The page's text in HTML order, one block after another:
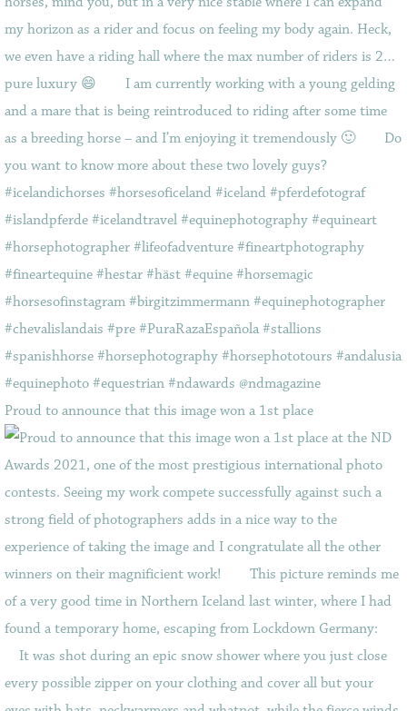
Proud to announce that this image won a 1st place